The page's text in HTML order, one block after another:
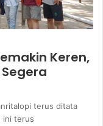
Keren,
terus ditata
ini terus